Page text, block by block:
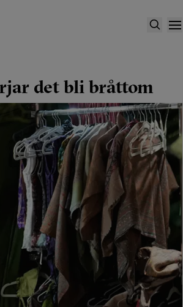
det bli bråttom